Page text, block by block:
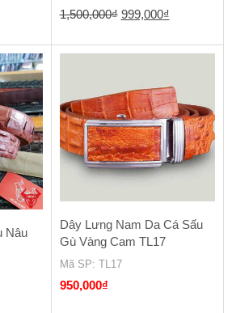
1,500,000₫ Giá
là:
999,000₫Giá
tại
999,000₫.
Nâu
Dây Lưng Nam Da Cá Sấu
Gù Vàng Cam TL17
Mã SP: TL17
950,000₫